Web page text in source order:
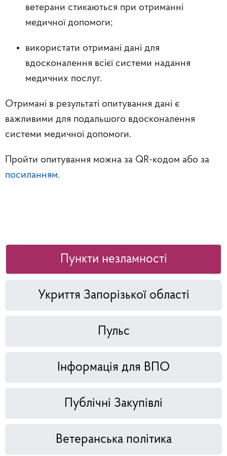
ветерани стикаються при отриманні
медичної допомоги;
використати отримані дані для
вдосконалення всієї системи надання
медичних послуг.
Отримані в результаті опитування дані є
важливими для подальшого вдосконалення
системи медичної допомоги.
Пройти опитування можна за QR-кодом або за
посиланням.
Пункти незламності
Укриття Запорізької області
Пульс
Інформація для ВПО
Публічні Закупівлі
Ветеранська політика